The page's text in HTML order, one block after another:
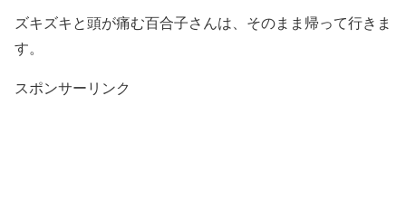
ズキズキと頭が痛む百合子さんは、そのまま帰って行きま
す。
スポンサーリンク